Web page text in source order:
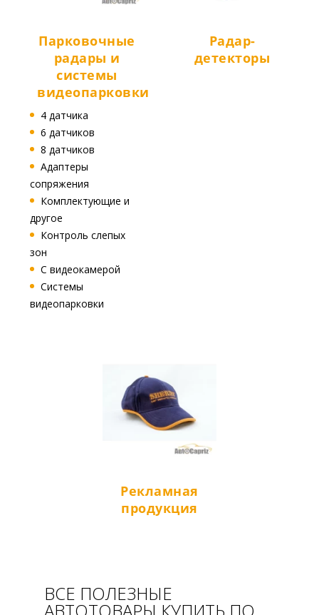
Парковочные
радары и
системы
видеопарковки
4 датчика
6 датчиков
8 датчиков
Адаптеры
сопряжения
Комплектующие и
другое
Контроль слепых
зон
С видеокамерой
Системы
видеопарковки
Радар-
детекторы
Рекламная
продукция
ВСЕ ПОЛЕЗНЫЕ
АВТОТОВАРЫ КУПИТЬ ПО